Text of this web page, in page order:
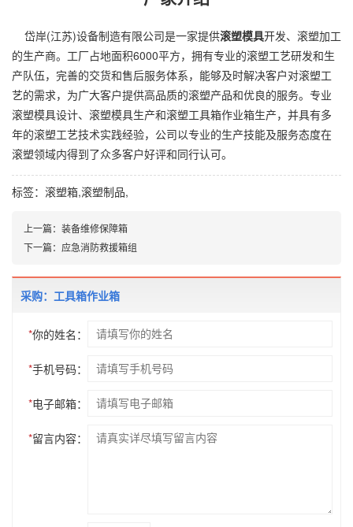
岱岸(江苏)设备制造有限公司是一家提供滚塑模具开发、 滚塑加工
的生产商。工厂占地面积6000平方，拥有专业的滚塑工艺研发和生
产队伍，完善的交货和售后服务体系，能够及时解决客户对滚塑工
艺的需求，为广大客户提供高品质的滚塑产品和优良的服务。专业
滚塑模具设计、滚塑模具生产和滚塑工具箱作业箱生产，并具有多
年的滚塑工艺技术实践经验，公司以专业的生产技能及服务态度在
滚塑领域内得到了众多客户好评和同行认可。
标签： 滚塑箱,滚塑制品,
上一篇： 装备维修保障箱
下一篇： 应急消防救援箱组
采购：工具箱作业箱
*你的姓名：
*手机号码：
*电子邮箱：
*留言内容：